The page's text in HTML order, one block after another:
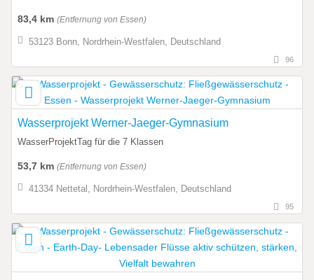
83,4 km (Entfernung von Essen)
53123 Bonn, Nordrhein-Westfalen, Deutschland
96
Wasserprojekt Werner-Jaeger-Gymnasium
WasserProjektTag für die 7 Klassen
53,7 km (Entfernung von Essen)
41334 Nettetal, Nordrhein-Westfalen, Deutschland
95